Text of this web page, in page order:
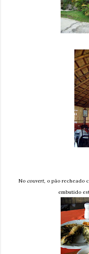
No couvert, o pão recheado
embutido